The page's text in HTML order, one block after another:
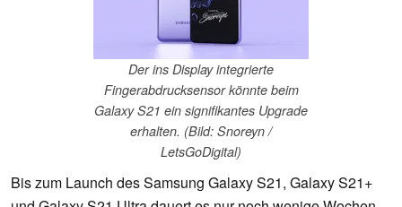
Der ins Display integrierte
Fingerabdrucksensor könnte beim
Galaxy S21 ein signifikantes Upgrade
erhalten. (Bild: Snoreyn /
LetsGoDigital)
Bis zum Launch des Samsung Galaxy S21, Galaxy S21+